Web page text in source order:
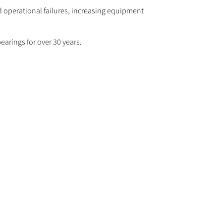
operational failures, increasing equipment
for over 30 years.